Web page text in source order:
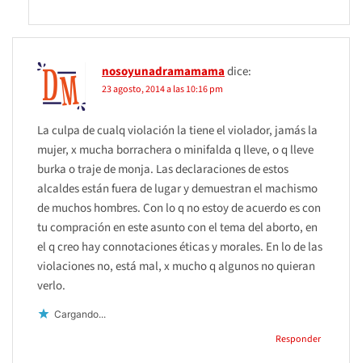
nosoyunadramamamadice:
23 agosto, 2014 a las 10:16 pm
La culpa de cualq violación la tiene el violador, jamás la
mujer, x mucha borrachera o minifalda q lleve, o q lleve
burka o traje de monja. Las declaraciones de estos
alcaldes están fuera de lugar y demuestran el machismo
de muchos hombres. Con lo q no estoy de acuerdo es con
tu compración en este asunto con el tema del aborto, en
el q creo hay connotaciones éticas y morales. En lo de las
violaciones no, está mal, x mucho q algunos no quieran
verlo.
Cargando...
Responder